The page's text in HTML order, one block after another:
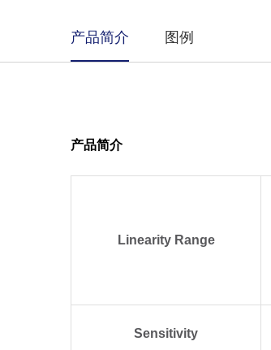
产品简介 图例
产品简介
Linearity Range
Sensitivity